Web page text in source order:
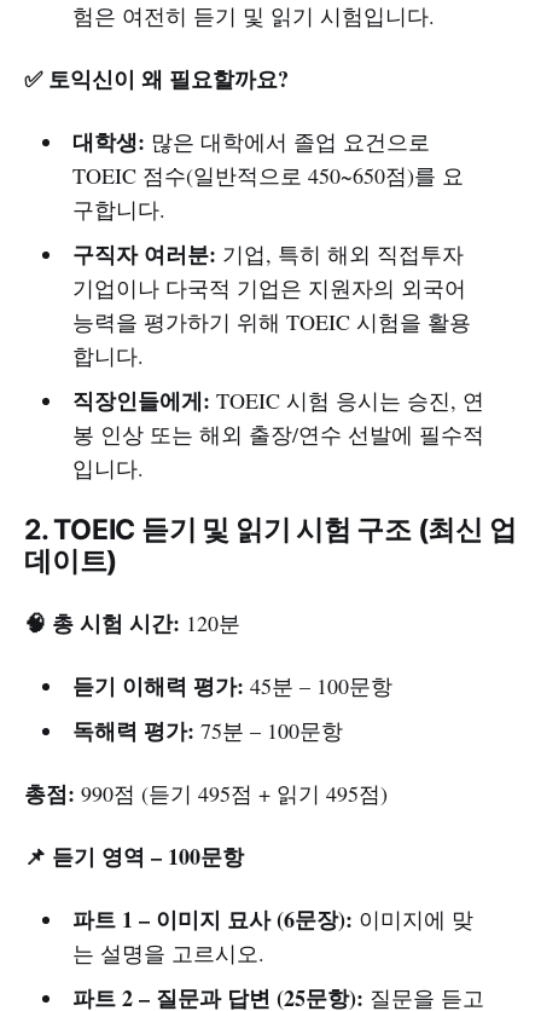
험은 여전히 ​​듣기 및 읽기 시험입니다.
✅ 토익신이 왜 필요할까요?
대학생: 많은 대학에서 졸업 요건으로
TOEIC 점수(일반적으로 450~650점)를 요
구합니다.
구직자 여러분: 기업, 특히 해외 직접투자
기업이나 다국적 기업은 지원자의 외국어
능력을 평가하기 위해 TOEIC 시험을 활용
합니다.
직장인들에게: TOEIC 시험 응시는 승진, 연
봉 인상 또는 해외 출장/연수 선발에 필수적
입니다.
2. TOEIC 듣기 및 읽기 시험 구조 (최신 업
데이트)
🧠 총 시험 시간: 120분
듣기 이해력 평가: 45분 – 100문항
독해력 평가: 75분 – 100문항
총점: 990점 (듣기 495점 + 읽기 495점)
📌 듣기 영역 – 100문항
파트 1 – 이미지 묘사 (6문장): 이미지에 맞
는 설명을 고르시오.
파트 2 – 질문과 답변 (25문항): 질문을 듣고